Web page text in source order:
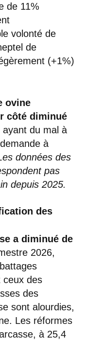
de 11%
volonté de
de
(+1%)
ovine
côté diminué
du mal à
à
données des
pas
depuis 2025.
des
a diminué de
2026,
ceux des
des
sont alourdies,
Les réformes
à 25,4